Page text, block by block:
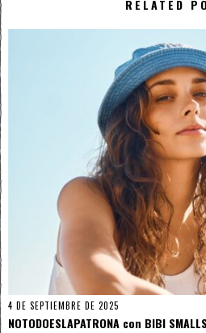
RELATED
4 DE SEPTIEMBRE DE 2025
NOTODOESLAPATRONA con BIBI SMALLS